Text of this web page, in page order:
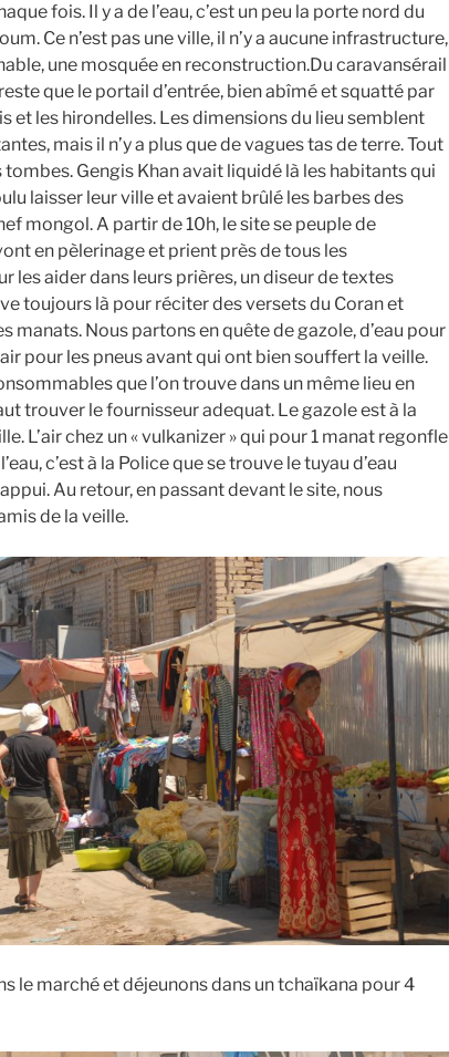
fois. Il y a de l’eau, c’est un peu la porte nord du
Ce n’est pas une ville, il n’y a aucune infrastructure,
une mosquée en reconstruction.Du caravansérail
que le portail d’entrée, bien abîmé et squatté par
et les hirondelles. Les dimensions du lieu semblent
mais il n’y a plus que de vagues tas de terre. Tout
tombes. Gengis Khan avait liquidé là les habitants qui
laisser leur ville et avaient brûlé les barbes des
mongol. A partir de 10h, le site se peuple de
en pèlerinage et prient près de tous les
les aider dans leurs prières, un diseur de textes
toujours là pour réciter des versets du Coran et
manats. Nous partons en quête de gazole, d’eau pour
pour les pneus avant qui ont bien souffert la veille.
que l’on trouve dans un même lieu en
trouver le fournisseur adequat. Le gazole est à la
L’air chez un « vulkanizer » qui pour 1 manat regonfle
c’est à la Police que se trouve le tuyau d’eau
Au retour, en passant devant le site, nous
de la veille.
le marché et déjeunons dans un tchaïkana pour 4